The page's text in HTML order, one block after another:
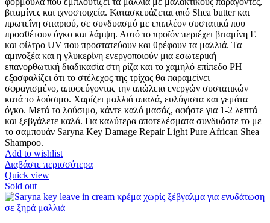
βιταμίνες και ιχνοστοιχεία. Κατασκευάζεται από Shea butter και
πρωτεΐνη σιταριού, σε συνδυασμό με επιπλέον συστατικά που
προσθέτουν όγκο και λάμψη. Αυτό το προϊόν περιέχει βιταμίνη Ε
και φίλτρο UV που προστατεύουν και θρέφουν τα μαλλιά. Τα
αμινοξέα και η γλυκερίνη ενεργοποιούν μια εσωτερική
επανορθωτική διαδικασία στη ρίζα και το χαμηλό επίπεδο PH
εξασφαλίζει ότι το στέλεχος της τρίχας θα παραμείνει
σφραγισμένο, αποφεύγοντας την απώλεια ενεργών συστατικών
κατά το λούσιμο. Χαρίζει μαλλιά απαλά, ευλύγιστα και γεμάτα
όγκο. Μετά το λούσιμο, κάντε καλό μασάζ, αφήστε για 1-2 λεπτά
και ξεβγάλετε καλά. Για καλύτερα αποτελέσματα συνδυάστε το με
το σαμπουάν Saryna Key Damage Repair Light Pure African Shea
Shampoo.
Add to wishlist
Διαβάστε περισσότερα
Quick view
Sold out